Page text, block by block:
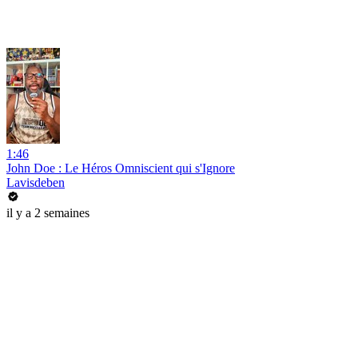
1:46
John Doe : Le Héros Omniscient qui s'Ignore
Lavisdeben
il y a 2 semaines